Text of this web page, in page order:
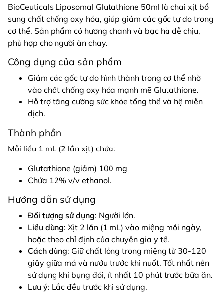
BioCeuticals Liposomal Glutathione 50ml là chai xịt bổ
sung chất chống oxy hóa, giúp giảm các gốc tự do trong
cơ thể. Sản phẩm có hương chanh và bạc hà dễ chịu,
phù hợp cho người ăn chay.
Công dụng của sản phẩm
Giảm các gốc tự do hình thành trong cơ thể nhờ
vào chất chống oxy hóa mạnh mẽ Glutathione.
Hỗ trợ tăng cường sức khỏe tổng thể và hệ miễn
dịch.
Thành phần
Mỗi liều 1 mL (2 lần xịt) chứa:
Glutathione (giảm) 100 mg
Chứa 12% v/v ethanol.
Hướng dẫn sử dụng
Đối tượng sử dụng: Người lớn.
Liều dùng: Xịt 2 lần (1 mL) vào miệng mỗi ngày,
hoặc theo chỉ định của chuyên gia y tế.
Cách dùng: Giữ chất lỏng trong miệng từ 30-120
giây giữa má và nướu trước khi nuốt. Tốt nhất nên
sử dụng khi bụng đói, ít nhất 10 phút trước bữa ăn.
Lưu ý: Lắc đều trước khi sử dụng.